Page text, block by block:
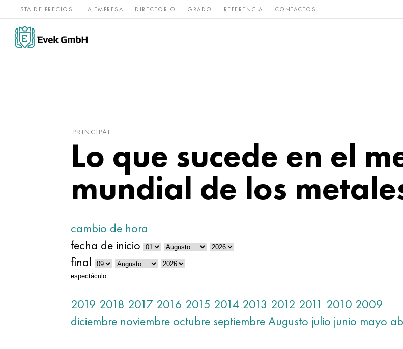
LISTA DE PRECIOS LA EMPRESA DIRECTORIO GRADO REFERENCIA CONTACTOS
Aleaciones de
níquel
acero Raro y Bronce, cobre,
PRINCIPAL
Lo que sucede en el
mundial de los
cambio de hora
fecha de inicio
final
espectáculo
2019 2018 2017 2016 2015 2014 2013 2012 2011 2010 2009
diciembre noviembre octubre septiembreAugusto julio junio mayo